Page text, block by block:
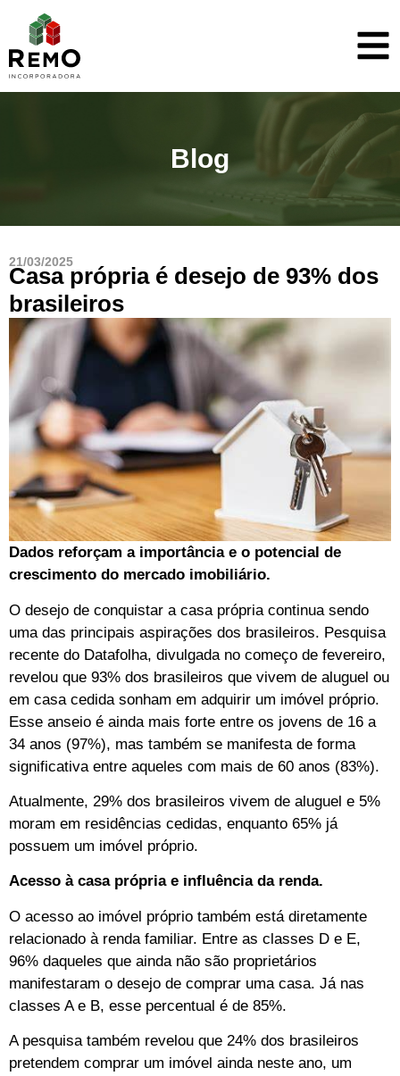
Blog
21/03/2025
Casa própria é desejo de 93% dos
brasileiros
Dados reforçam a importância e o potencial de
crescimento do mercado imobiliário.
O desejo de conquistar a casa própria continua sendo
uma das principais aspirações dos brasileiros. Pesquisa
recente do Datafolha, divulgada no começo de fevereiro,
revelou que 93% dos brasileiros que vivem de aluguel ou
em casa cedida sonham em adquirir um imóvel próprio.
Esse anseio é ainda mais forte entre os jovens de 16 a
34 anos (97%), mas também se manifesta de forma
significativa entre aqueles com mais de 60 anos (83%).
Atualmente, 29% dos brasileiros vivem de aluguel e 5%
moram em residências cedidas, enquanto 65% já
possuem um imóvel próprio.
Acesso à casa própria e influência da renda.
O acesso ao imóvel próprio também está diretamente
relacionado à renda familiar. Entre as classes D e E,
96% daqueles que ainda não são proprietários
manifestaram o desejo de comprar uma casa. Já nas
classes A e B, esse percentual é de 85%.
A pesquisa também revelou que 24% dos brasileiros
pretendem comprar um imóvel ainda neste ano, um